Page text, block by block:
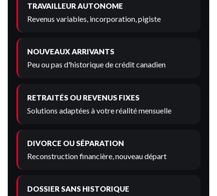
TRAVAILLEUR AUTONOME
Revenus variables, incorporation, pigiste
NOUVEAUX ARRIVANTS
Peu ou pas d'historique de crédit canadien
RETRAITÉS OU REVENUS FIXES
Solutions adaptées à votre réalité mensuelle
DIVORCE OU SÉPARATION
Reconstruction financière, nouveau départ
DOSSIER SANS HISTORIQUE